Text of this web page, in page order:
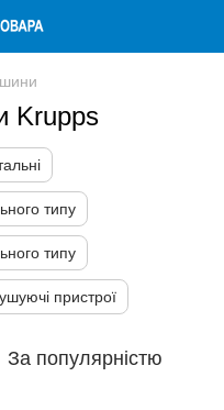
Krupps
типу
типу
пристрої
За популярністю